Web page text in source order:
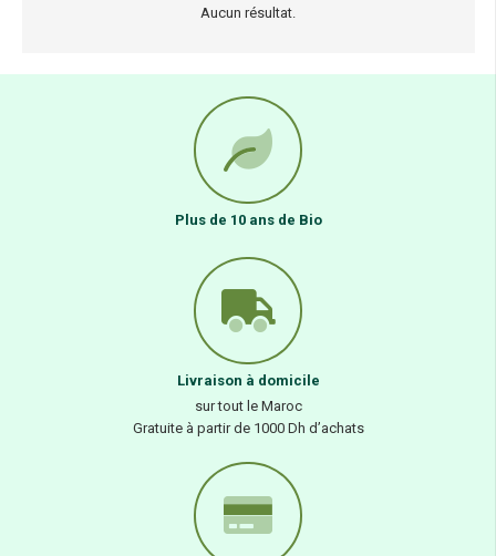
Aucun résultat.
Plus de 10 ans de Bio
Livraison à domicile
sur tout le Maroc
Gratuite à partir de 1000 Dh d’achats